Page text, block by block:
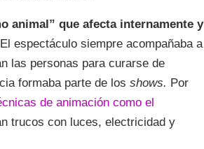
animal” que afecta internamente y
espectáculo siempre acompañaba a
las personas para curarse de
formaba parte de los shows. Por
de animación como el
trucos con luces, electricidad y